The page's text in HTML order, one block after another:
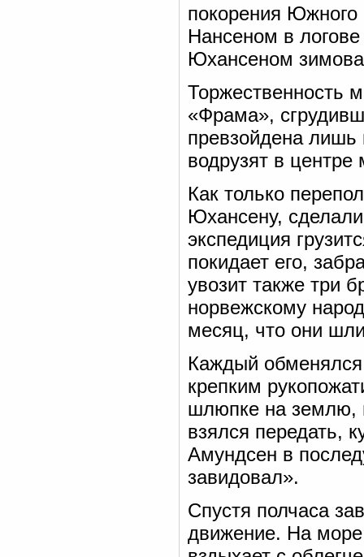
покорения
Нансеном в
Юхансеном
Торжественность
«Фрама»,
превзойдена лишь
водрузят в центре
Как только
Юхансену,
экспедиция
покидает его,
увозит также три
норвежскому
месяц, что они
Каждый
крепким
шлюпке на землю,
взялся передать,
Амундсен в
завидовал».
Спустя полчаса
движение. На